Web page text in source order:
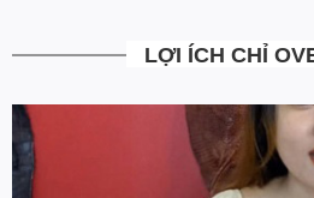
LỢI ÍCH CHỈ